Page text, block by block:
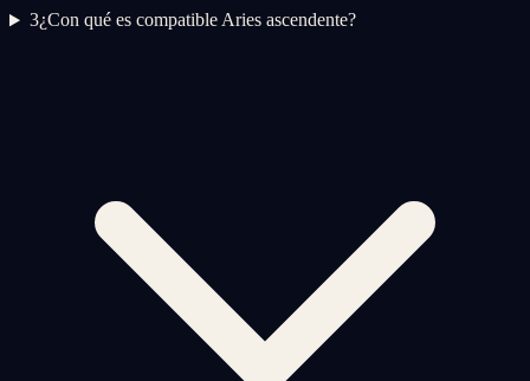
3¿Con qué es compatible Aries ascendente?